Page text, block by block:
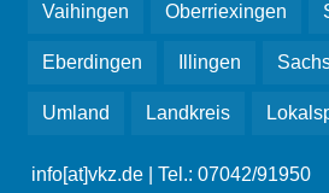
Vaihingen Oberriexingen
Eberdingen Illingen
Umland Landkreis
info[at]vkz.de | Tel.: 07042/91950